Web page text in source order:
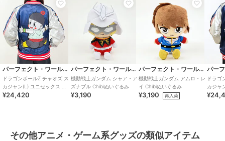
パーフェクト・ワールド・トーキョー
ドラゴンボールZ チャオズ ス
カジャン(L) ユニセックス ブ
ルゾン アパレル キャラジャ
¥24,420
パーフェクト・ワールド・トーキョー
機動戦士ガンダム シャア・ア
ズナブル Chibiぬいぐるみ
¥3,190
パーフェクト・ワールド・トーキョー
機動戦士ガンダム アムロ・レ
イ Chibiぬいぐるみ
¥3,190 再入荷
ドラゴ
カジャ
ブルゾ
その他アニメ・ゲーム系グッズの類似アイテム